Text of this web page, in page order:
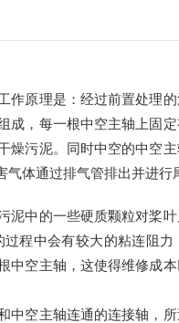
作原理是：经过前置处理
成，每一根中空主轴上固
燥污泥。同时中空的中空
体通过排气管排出并进行
泥中的一些硬质颗粒对桨
程中会有较大的粘连阻
中空主轴，这使得维修成
中空主轴连通的连接轴，